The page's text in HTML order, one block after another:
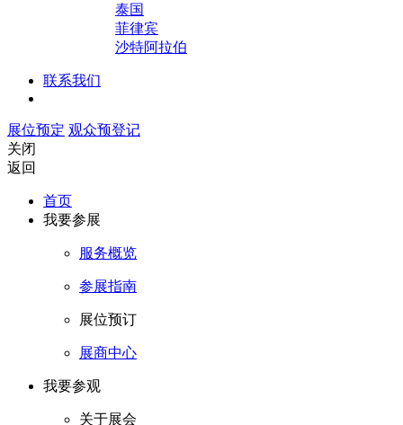
泰国
菲律宾
沙特阿拉伯
联系我们
展位预定 观众预登记
关闭
返回
首页
我要参展
服务概览
参展指南
展位预订
展商中心
我要参观
关于展会